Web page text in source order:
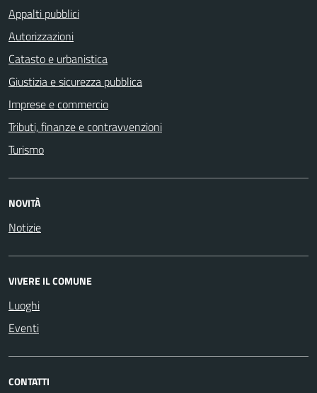
Appalti pubblici
Autorizzazioni
Catasto e urbanistica
Giustizia e sicurezza pubblica
Imprese e commercio
Tributi, finanze e contravvenzioni
Turismo
NOVITÀ
Notizie
VIVERE IL COMUNE
Luoghi
Eventi
CONTATTI